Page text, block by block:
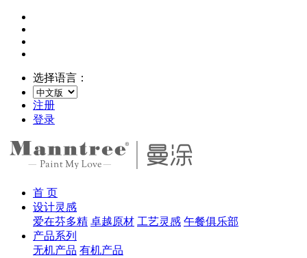
选择语言：
注册
登录
首 页
设计灵感
爱在芬多精 卓越原材 工艺灵感 午餐俱乐部
产品系列
无机产品 有机产品